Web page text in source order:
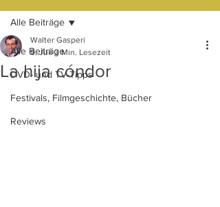
Alle Beiträge
DVD- und TV-Tipps
Festivals, Filmgeschichte, Bücher
Reviews
Alle Beiträge
La hija cóndor
Walter Gasperi
9. Juli 3 Min. Lesezeit